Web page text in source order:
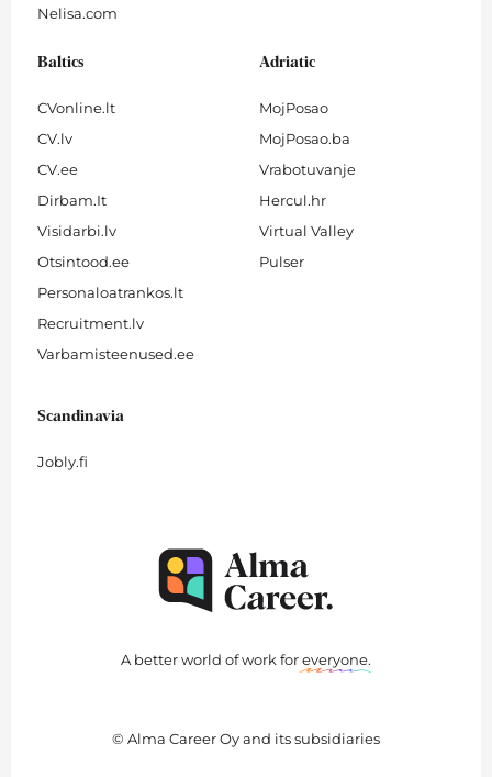
Nelisa.com
Baltics
CVonline.lt
CV.lv
CV.ee
Dirbam.It
Visidarbi.lv
Otsintood.ee
Personaloatrankos.lt
Recruitment.lv
Varbamisteenused.ee
Adriatic
MojPosao
MojPosao.ba
Vrabotuvanje
Hercul.hr
Virtual Valley
Pulser
Scandinavia
Jobly.fi
A better world of work foreveryone.
© Alma Career Oy and its subsidiaries